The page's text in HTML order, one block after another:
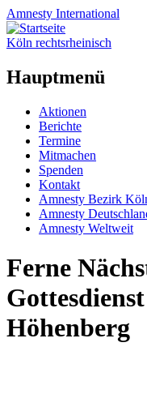
Amnesty International
Köln rechtsrheinisch
Hauptmenü
Zum
Inhalt
springen
Aktionen
Berichte
Termine
Mitmachen
Spenden
Kontakt
Amnesty Bezirk
Amnesty
Amnesty Weltweit
Ferne
Höhenberg